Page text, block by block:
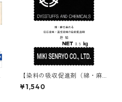
【染料の吸収促進剤（綿・麻
用）】｜500g｜無水芒硝
¥1,540